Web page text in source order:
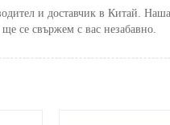
и доставчик в Китай.
се свържем с вас незабавно.